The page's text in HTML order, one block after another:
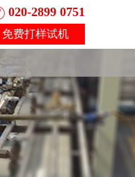
免费打样试机
020-2899 0751